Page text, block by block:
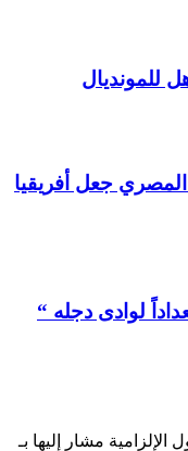
للمونديال
جعل أفريقيا
لوادى دجله “
الإلزامية مشار إليها بـ